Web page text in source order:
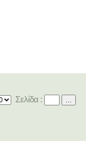
Σελίδα : ...